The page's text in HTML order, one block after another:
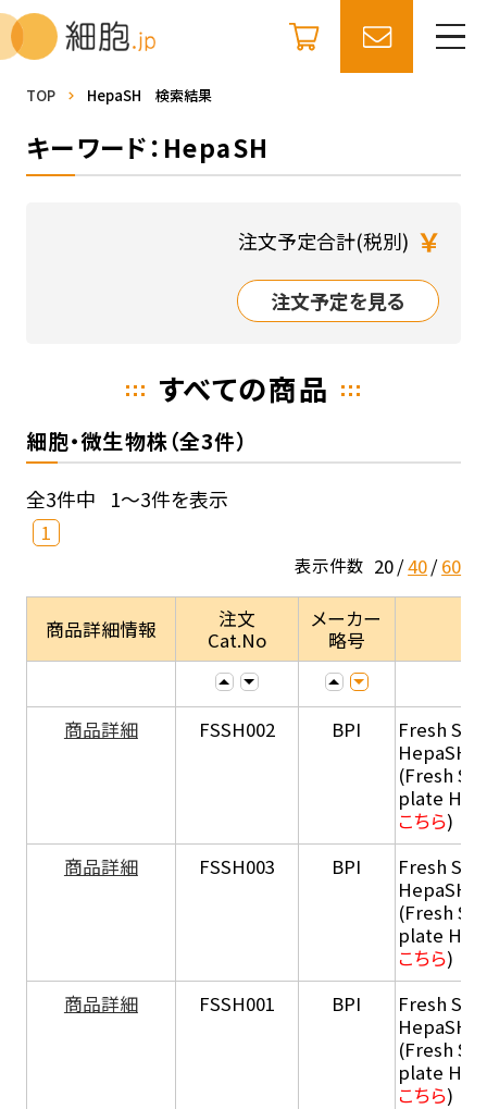
TOP HepaSH 検索結果
キーワード：HepaSH
注文予定合計(税別) ￥
注文予定を見る
すべての商品
細胞・微生物株（全3件）
全3件中 1～3件を表示
1
表示件数 20 40 60
商品詳細情報
注文
Cat.No
メーカー
略号
商品詳細 FSSH002 BPI
Fresh
HepaSH®
(Fresh
plate
こちら)
商品詳細
FSSH003 BPI
Fresh
HepaSH®
(Fresh
plate
こちら)
商品詳細
FSSH001 BPI
Fresh
HepaSH®
(Fresh
plate
こちら)